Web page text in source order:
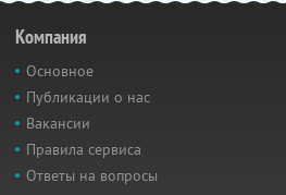
Компания
Основное
Публикации о нас
Вакансии
Правила сервиса
Ответы на вопросы